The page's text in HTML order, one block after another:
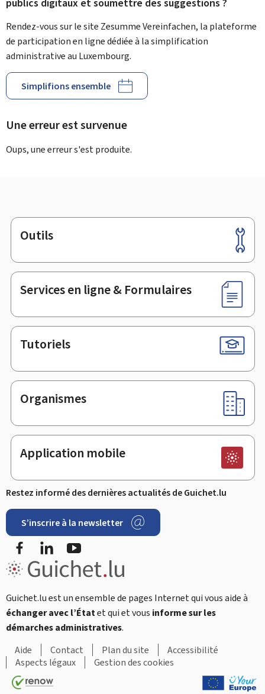
publics digitaux et soumettre des suggestions ?
Rendez-vous sur le site Zesumme Vereinfachen, la plateforme
de participation en ligne dédiée à la simplification
administrative au Luxembourg.
Simplifions ensemble
Une erreur est survenue
Oups, une erreur s'est produite.
Pied
de
page
Outils
Services en ligne & Formulaires
Tutoriels
Organismes
Application mobile
Restez informé des dernières actualités de Guichet.lu
S’inscrire à la newsletter
FacebookLinkedIn
Guichet.lu est un ensemble de pages Internet qui vous aide à
échanger avec l’Étatet qui et vous informe sur les
démarches administratives.
Aide
Contact Plan du site
Accessibilité
Aspects légaux
Gestion des cookies